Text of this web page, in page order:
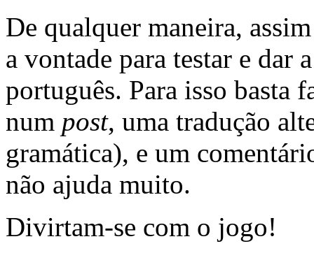
De qualquer maneira,
a vontade para testar e dar
português. Para isso basta
num post, uma tradução
gramática), e um
não ajuda muito.
Divirtam-se com o jogo!